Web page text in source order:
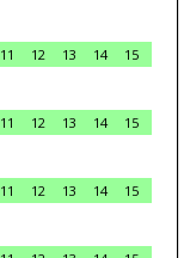
11 12 13 14
15
11 12 13 14
15
11 12 13 14
15